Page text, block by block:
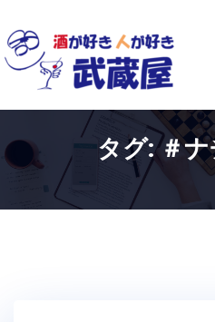
to
content
タグ:＃